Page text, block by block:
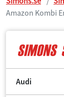
Amazon Kombi
Audi